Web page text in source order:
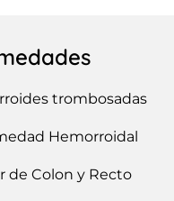
trombosadas
Hemorroidal
de Colon y Recto